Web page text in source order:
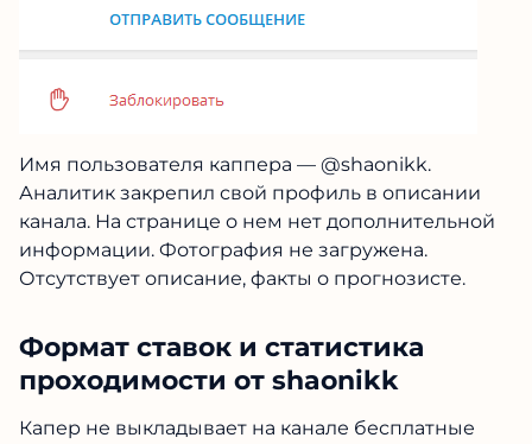
Имя пользователя каппера — @shaonikk.
Аналитик закрепил свой профиль в описании
канала. На странице о нем нет дополнительной
информации. Фотография не загружена.
Отсутствует описание, факты о прогнозисте.
Формат ставок и статистика
проходимости от shaonikk
Капер не выкладывает на канале бесплатные